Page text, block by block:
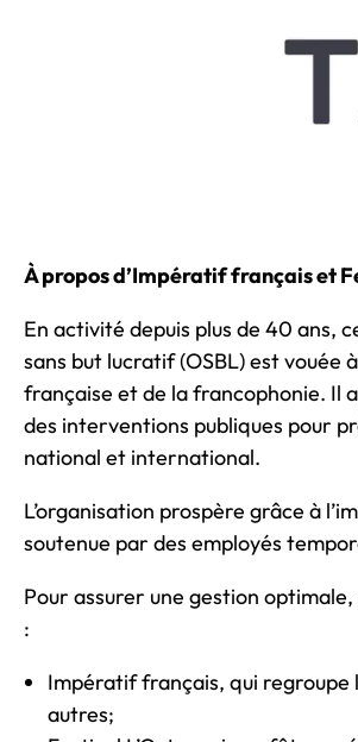
À propos d’Impératif français et
En activité depuis plus de 40 ans,
sans but lucratif (OSBL) est vouée
française et de la francophonie. Il
des interventions publiques pour
national et international.
L’organisation prospère grâce à
soutenue par des employés
Pour assurer une gestion
:
Impératif français, qui regroupe
autres;